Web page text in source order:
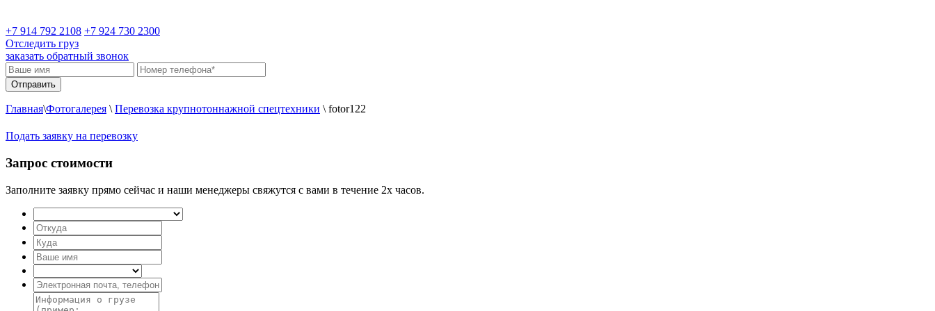
+7 914 792 2108 +7 924 730 2300
Отследить груз
заказать обратный звонок
Главная\Фотогалерея \ Перевозка крупнотоннажной спецтехники \ fotor122
Подать заявку на перевозку
Запрос стоимости
Заполните заявку прямо сейчас и наши менеджеры свяжутся с вами в течение 2х часов.